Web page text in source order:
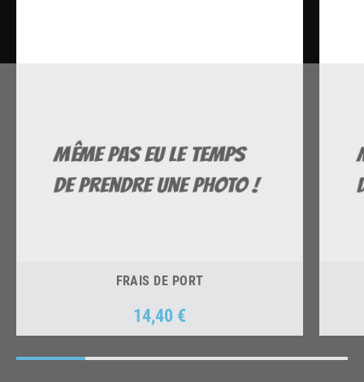
FRAIS DE PORT
Prix
14,40 €